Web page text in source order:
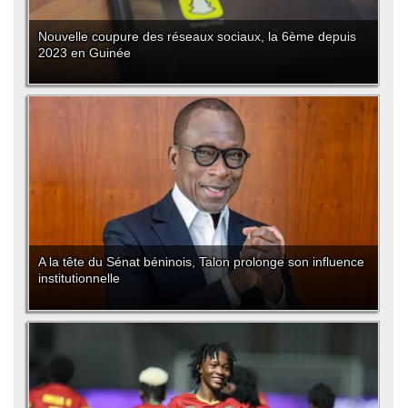
Nouvelle coupure des réseaux sociaux, la 6ème depuis
2023 en Guinée
A la tête du Sénat béninois, Talon prolonge son influence
institutionnelle